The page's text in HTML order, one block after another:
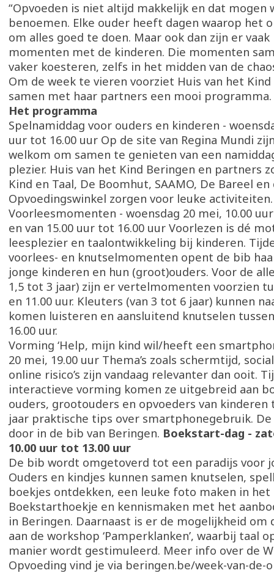
“Opvoeden is niet altijd makkelijk en dat mogen
benoemen. Elke ouder heeft dagen waarop het
om alles goed te doen. Maar ook dan zijn er
momenten met de kinderen. Die momenten
vaker koesteren, zelfs in het midden van de
Om de week te vieren voorziet Huis van het
samen met haar partners een mooi programma.
Het programma
Spelnamiddag voor ouders en kinderen -
uur tot 16.00 uur Op de site van Regina Mundi
welkom om samen te genieten van een
plezier. Huis van het Kind Beringen en partners
Kind en Taal, De Boomhut, SAAMO, De Bareel en
Opvoedingswinkel zorgen voor leuke
Voorleesmomenten - woensdag 20 mei, 10.00
en van 15.00 uur tot 16.00 uur Voorlezen is dé
leesplezier en taalontwikkeling bij kinderen.
voorlees- en knutselmomenten opent de bib
jonge kinderen en hun (groot)ouders. Voor de
1,5 tot 3 jaar) zijn er vertelmomenten voorzien
en 11.00 uur. Kleuters (van 3 tot 6 jaar) kunnen
komen luisteren en aansluitend knutselen
16.00 uur.
Vorming ‘Help, mijn kind wil/heeft een
20 mei, 19.00 uur Thema’s zoals schermtijd,
online risico’s zijn vandaag relevanter dan ooit.
interactieve vorming komen ze uitgebreid aan
ouders, grootouders en opvoeders van kinderen
jaar praktische tips over smartphonegebruik.
door in de bib van Beringen. Boekstart-dag -
10.00 uur tot 13.00 uur
De bib wordt omgetoverd tot een paradijs voor
Ouders en kindjes kunnen samen knutselen,
boekjes ontdekken, een leuke foto maken in het
Boekstarthoekje en kennismaken met het
in Beringen. Daarnaast is er de mogelijkheid om
aan de workshop ‘Pamperklanken’, waarbij taal
manier wordt gestimuleerd. Meer info over de
Opvoeding vind je via beringen.be/week-van-de-